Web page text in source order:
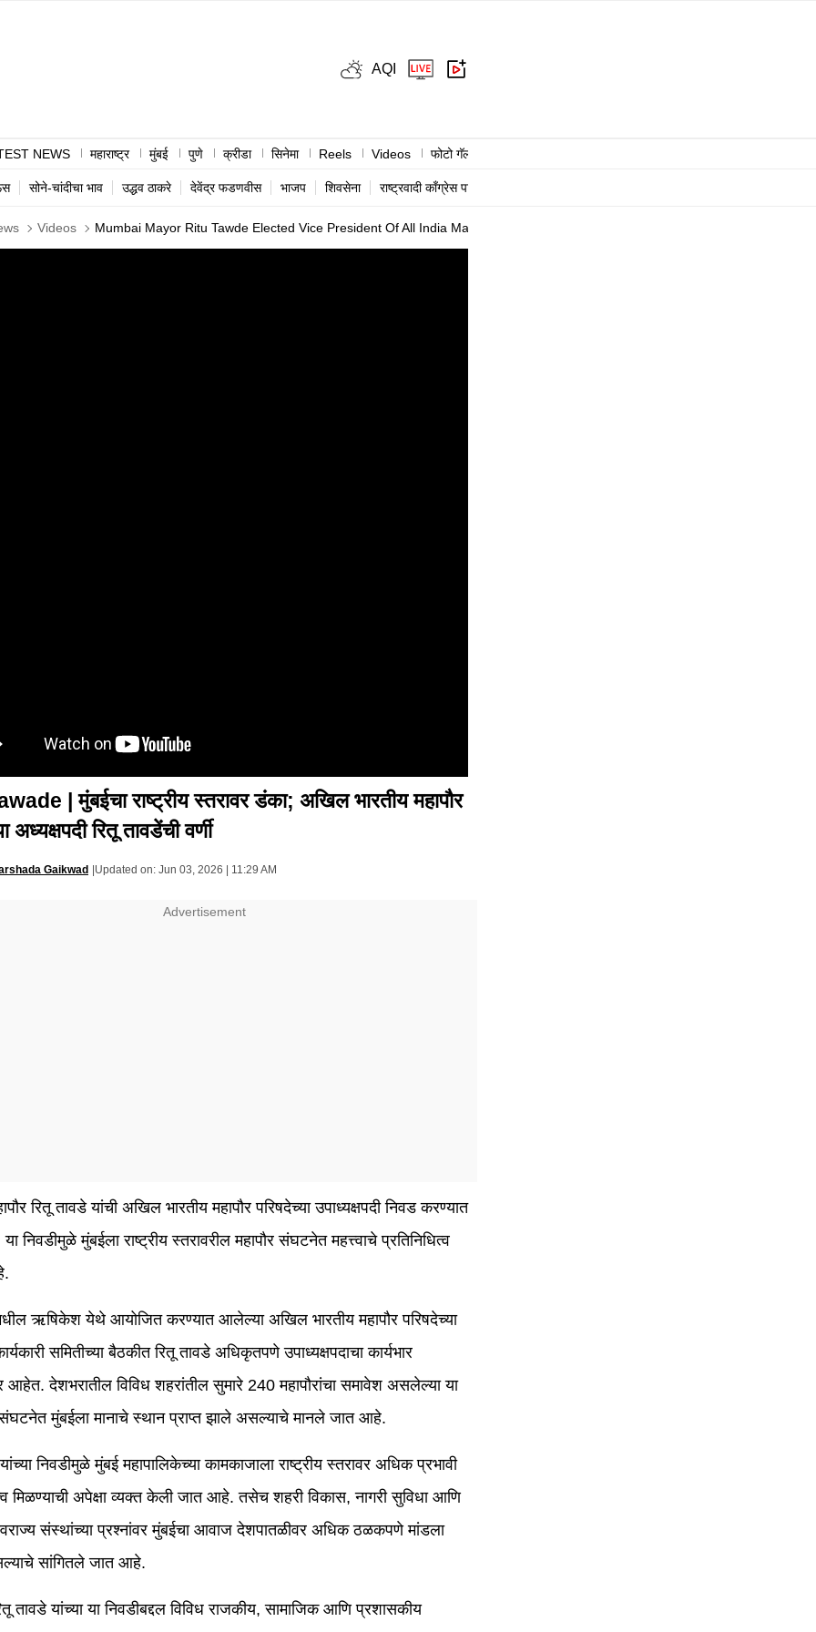
AQI
NEWS महाराष्ट्र मुंबई पुणे क्रीडा सिनेमा Reels Videos फोटो गॅलरी
सोने-चांदीचा भाव उद्धव ठाकरे देवेंद्र फडणवीस भाजप शिवसेना राष्ट्रवादी काँग्रेस पार्टी
Videos Mumbai Mayor Ritu Tawde Elected Vice President Of All India Mayors Council Strengthening Citys National Presence
| मुंबईचा राष्ट्रीय स्तरावर डंका; अखिल भारतीय महापौर
अध्यक्षपदी रितू तावडेंची वर्णी
Gaikwad Updated on: Jun 03, 2026 | 11:29 AM
रितू तावडे यांची अखिल भारतीय महापौर परिषदेच्या उपाध्यक्षपदी निवड करण्यात
निवडीमुळे मुंबईला राष्ट्रीय स्तरावरील महापौर संघटनेत महत्त्वाचे प्रतिनिधित्व
ऋषिकेश येथे आयोजित करण्यात आलेल्या अखिल भारतीय महापौर परिषदेच्या
समितीच्या बैठकीत रितू तावडे अधिकृतपणे उपाध्यक्षपदाचा कार्यभार
आहेत. देशभरातील विविध शहरांतील सुमारे 240 महापौरांचा समावेश असलेल्या या
संघटनेत मुंबईला मानाचे स्थान प्राप्त झाले असल्याचे मानले जात आहे.
निवडीमुळे मुंबई महापालिकेच्या कामकाजाला राष्ट्रीय स्तरावर अधिक प्रभावी
मिळण्याची अपेक्षा व्यक्त केली जात आहे. तसेच शहरी विकास, नागरी सुविधा आणि
संस्थांच्या प्रश्नांवर मुंबईचा आवाज देशपातळीवर अधिक ठळकपणे मांडला
सांगितले जात आहे.
तावडे यांच्या या निवडीबद्दल विविध राजकीय, सामाजिक आणि प्रशासकीय